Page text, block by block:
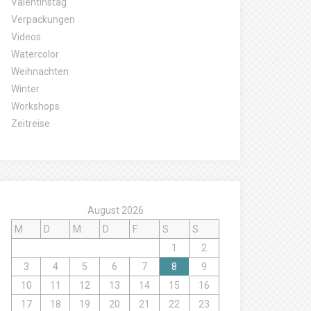
Verpackungen
Videos
Watercolor
Weihnachten
Winter
Workshops
Zeitreise
August 2026
M
D M D F S
S
1
2
3
4 5 6 7 8
9
10
11 12 13 14 15
16
17
18 19 20 21 22 23